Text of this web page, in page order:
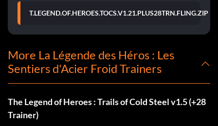
T.LEGEND.OF.HEROES.TOCS.V1.21.PLUS28TRN.FLING.ZIP
More La Légende des Héros : Les
Sentiers d'Acier Froid Trainers
The Legend of Heroes : Trails of Cold Steel v1.5 (+28
Trainer)